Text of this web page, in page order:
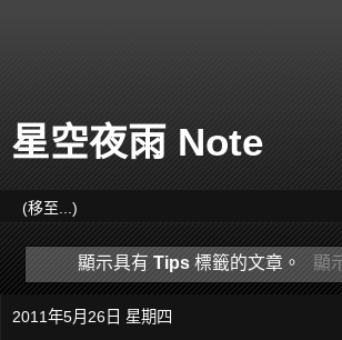
星空夜雨 Note
顯示具有Tips 標籤的文章。 顯
2011年5月26日 星期四